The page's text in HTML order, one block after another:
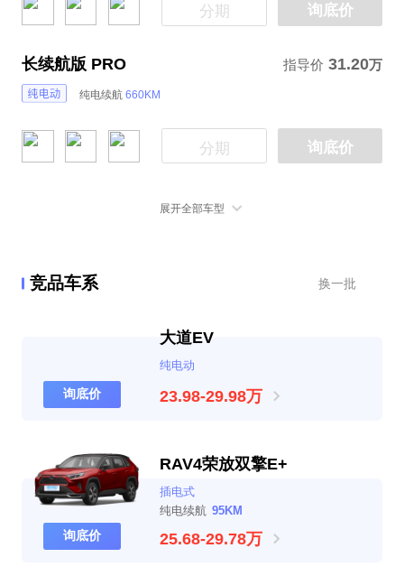
分期 询底价
长续航版 PRO
纯电续航660KM
指导价 31.20万
分期 询底价
展开全部车型
竞品车系 换一批
大道EV
纯电动
23.98-29.98万
询底价
RAV4荣放双擎E+
插电式
纯电续航 95KM
25.68-29.78万
询底价